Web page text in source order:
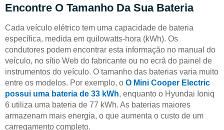
Encontre O Tamanho Da Sua Bateria
Cada veículo elétrico tem uma capacidade de bateria
específica, medida em quilowatts-hora (kWh). Os
condutores podem encontrar esta informação no manual do
veículo, no sítio Web do fabricante ou no ecrã do painel de
instrumentos do veículo. O tamanho das baterias varia muito
entre os modelos. Por exemplo, o O Mini Cooper Electric
possui uma bateria de 33 kWh, enquanto o Hyundai Ioniq
6 utiliza uma bateria de 77 kWh. As baterias maiores
armazenam mais energia, o que aumenta o custo de um
carregamento completo.